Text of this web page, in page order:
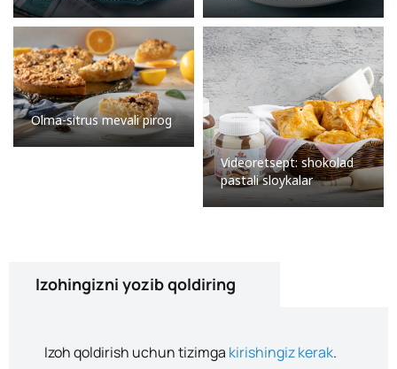
Olma-sitrus mevali pirog
Videoretsept: shokolad
pastali sloykalar
Izohingizni yozib qoldiring
Izoh qoldirish uchun tizimga kirishingiz kerak.